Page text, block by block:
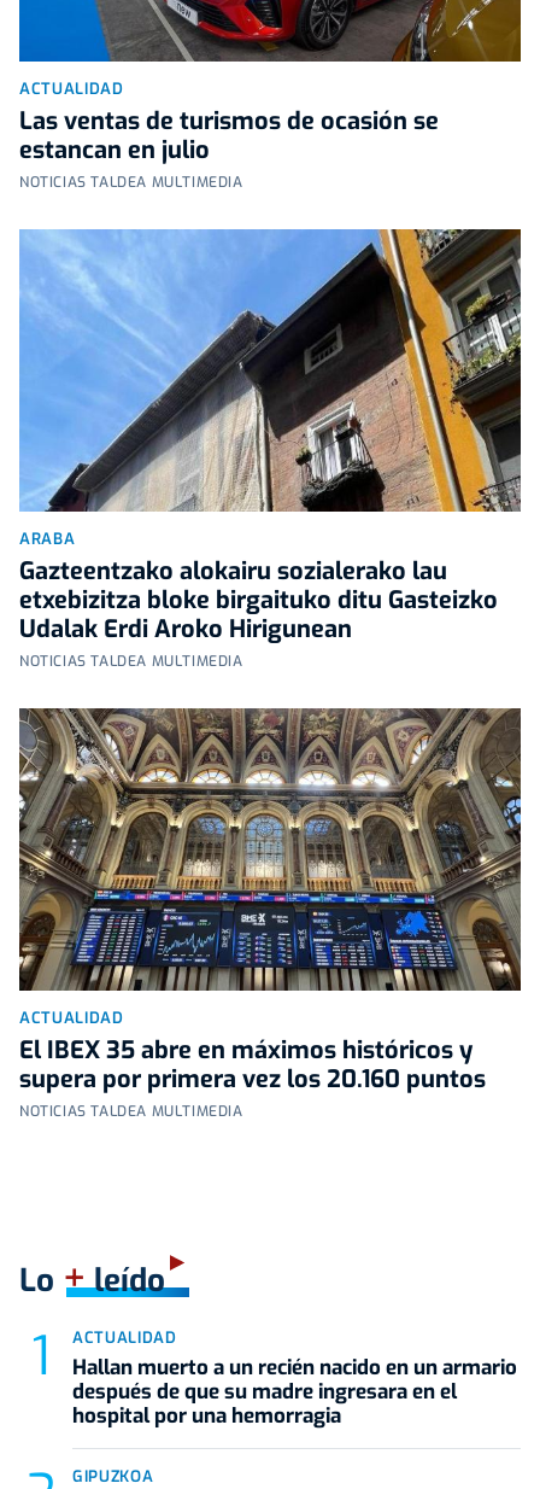
ACTUALIDAD
Las ventas de turismos de ocasión se
estancan en julio
NOTICIAS TALDEA MULTIMEDIA
ARABA
Gazteentzako alokairu sozialerako lau
etxebizitza bloke birgaituko ditu Gasteizko
Udalak Erdi Aroko Hirigunean
NOTICIAS TALDEA MULTIMEDIA
ACTUALIDAD
El IBEX 35 abre en máximos históricos y
supera por primera vez los 20.160 puntos
NOTICIAS TALDEA MULTIMEDIA
Lo +leído
ACTUALIDAD
Hallan muerto a un recién nacido en un armario
después de que su madre ingresara en el
hospital por una hemorragia
GIPUZKOA